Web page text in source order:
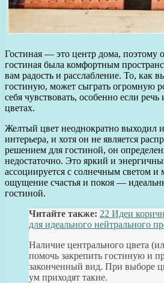
Гостиная — это центр дома, поэтому
гостиная была комфортным
вам радость и расслабление. То, как
гостиную, может сыграть огромную
себя чувствовать, особенно если
цветах.
Желтый цвет неоднократно выходил
интерьера, и хотя он не является
решением для гостиной, он
недостаточно. Это яркий и
ассоциируется с солнечным светом и
ощущение счастья и покоя —
гостиной.
Читайте также: 22 Идеи
для идеального нейтрального
Наличие центрального цвета
помочь закрепить гостиную и
законченный вид. При выборе
ум приходят такие.